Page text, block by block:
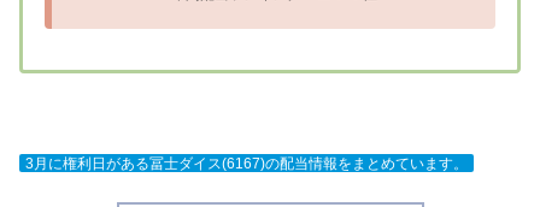
3月に権利日がある冨士ダイス(6167)の配当情報をまとめています。